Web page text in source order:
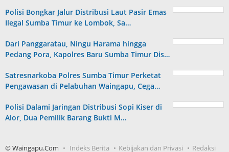
Polisi Bongkar Jalur Distribusi Laut Pasir Emas
Ilegal Sumba Timur ke Lombok, Sa…
Dari Panggaratau, Ningu Harama hingga
Pedang Pora, Kapolres Baru Sumba Timur Dis…
Satresnarkoba Polres Sumba Timur Perketat
Pengawasan di Pelabuhan Waingapu, Cega…
Polisi Dalami Jaringan Distribusi Sopi Kiser di
Alor, Dua Pemilik Barang Bukti M…
© Waingapu.Com Indeks Berita Kebijakan dan Privasi Redaksi